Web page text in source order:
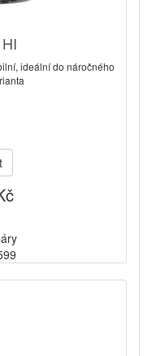
ideální do náročného